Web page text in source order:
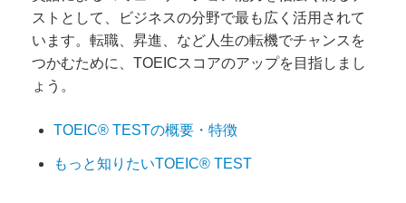
ストとして、ビジネスの分野で最も広く活用されて
います。転職、昇進、など人生の転機でチャンスを
つかむために、TOEICスコアのアップを目指しまし
ょう。
TOEIC® TESTの概要・特徴
もっと知りたいTOEIC® TEST